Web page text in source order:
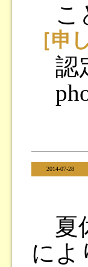
こ
［申
認
2014-07-28
夏
によ